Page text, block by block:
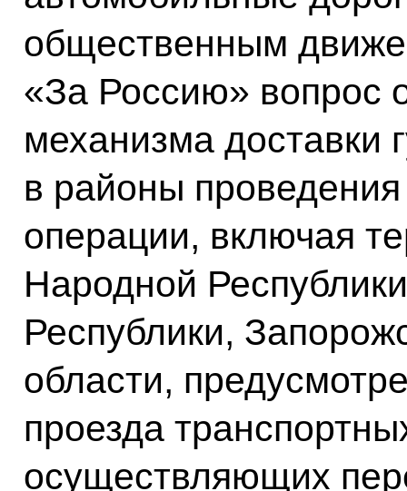
общественным
«За Россию» вопрос
механизма доставки
в районы
операции, включая
Народной
Республики,
области,
проезда
осуществляющих